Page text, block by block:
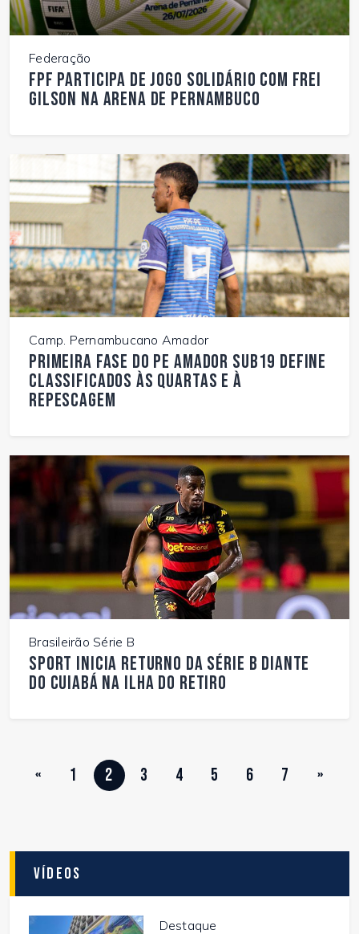
Federação
FPF participa de jogo solidário com Frei
Gilson na Arena de Pernambuco
Camp. Pernambucano Amador
Primeira fase do PE Amador Sub19 define
classificados às quartas e à
repescagem
Brasileirão Série B
Sport inicia returno da Série B diante
do Cuiabá na Ilha do Retiro
« 1 2 3 4 5 6 7 »
Vídeos
Destaque